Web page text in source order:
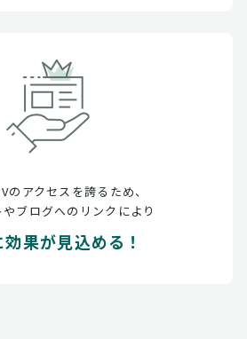
のアクセスを誇るため、
ブログへのリンクにより
果が見込める！